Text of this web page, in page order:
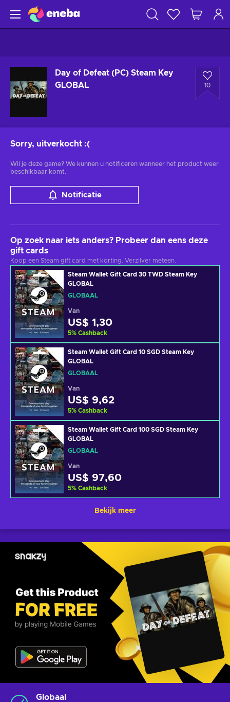
Day of Defeat (PC) Steam Key
GLOBAL
10
Sorry, uitverkocht :(
Wil je deze game? We kunnen u notificeren wanneer het product weer
beschikbaar komt.
Notificatie
Op zoek naar iets anders? Probeer dan eens deze
gift cards
Koop een Steam gift card met korting. Verzilver meteen.
Steam Wallet Gift Card 30 TWD Steam Key
GLOBAL
GLOBAAL
Van
US$ 1,30
5% Cashback
Steam Wallet Gift Card 10 SGD Steam Key
GLOBAL
GLOBAAL
Van
US$ 9,62
5% Cashback
Steam Wallet Gift Card 100 SGD Steam Key
GLOBAL
GLOBAAL
Van
US$ 97,60
5% Cashback
Bekijk meer
Globaal